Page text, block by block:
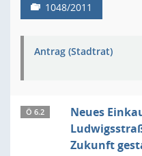
1048/2011
Antrag (Stadtrat)
Ö 6.2
Neues
Zukunft